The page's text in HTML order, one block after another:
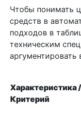
Чтобы понимать
средств в
подходов в
техническим
Характеристика /
Критерий